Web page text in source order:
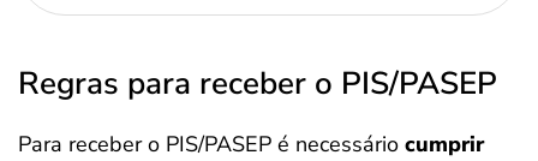
Regras para receber o PIS/PASEP
Para receber o PIS/PASEP é necessário cumprir